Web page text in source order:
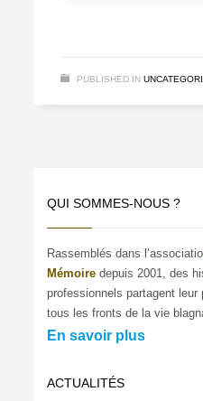
PUBLISHED IN
QUI SOMMES-NOUS ?
Rassemblés dans
Mémoire depuis 2001, des
professionnels partagent leur
tous les fronts de la vie
En savoir plus
ACTUALITÉS